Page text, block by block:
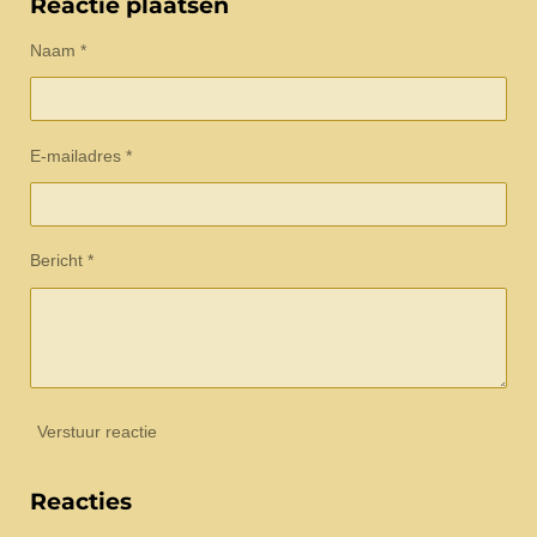
n
e
n
Naam *
E-mailadres *
Bericht *
Verstuur reactie
Reacties